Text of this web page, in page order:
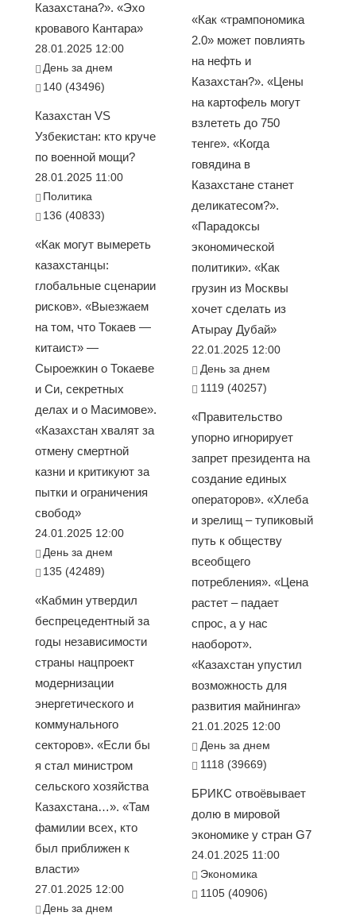
Казахстана?». «Эхо
кровавого Кантара»
28.01.2025 12:00
День за днем
140 (43496)
Казахстан VS
Узбекистан: кто круче
по военной мощи?
28.01.2025 11:00
Политика
136 (40833)
«Как могут вымереть
казахстанцы:
глобальные сценарии
рисков». «Выезжаем
на том, что Токаев —
китаист» —
Сыроежкин о Токаеве
и Си, секретных
делах и о Масимове».
«Казахстан хвалят за
отмену смертной
казни и критикуют за
пытки и ограничения
свобод»
24.01.2025 12:00
День за днем
135 (42489)
«Кабмин утвердил
беспрецедентный за
годы независимости
страны нацпроект
модернизации
энергетического и
коммунального
секторов». «Если бы
я стал министром
сельского хозяйства
Казахстана…». «Там
фамилии всех, кто
был приближен к
власти»
27.01.2025 12:00
День за днем
«Как «трампономика
2.0» может повлиять
на нефть и
Казахстан?». «Цены
на картофель могут
взлететь до 750
тенге». «Когда
говядина в
Казахстане станет
деликатесом?».
«Парадоксы
экономической
политики». «Как
грузин из Москвы
хочет сделать из
Атырау Дубай»
22.01.2025 12:00
День за днем
1119 (40257)
«Правительство
упорно игнорирует
запрет президента на
создание единых
операторов». «Хлеба
и зрелищ – тупиковый
путь к обществу
всеобщего
потребления». «Цена
растет – падает
спрос, а у нас
наоборот».
«Казахстан упустил
возможность для
развития майнинга»
21.01.2025 12:00
День за днем
1118 (39669)
БРИКС отвоёвывает
долю в мировой
экономике у стран G7
24.01.2025 11:00
Экономика
1105 (40906)